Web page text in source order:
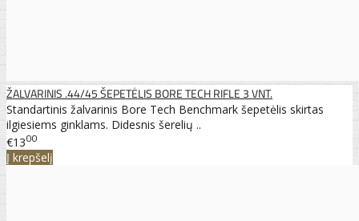
ŽALVARINIS .44/45 ŠEPETĖLIS BORE TECH RIFLE 3 VNT.
Standartinis žalvarinis Bore Tech Benchmark šepetėlis skirtas
ilgiesiems ginklams. Didesnis šerelių ..
€1300
Į krepšelį